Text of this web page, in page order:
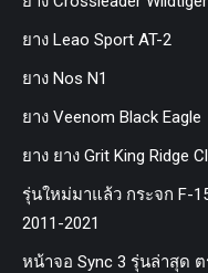
ยาง Leao Sport AT-2
ยาง Nos N1
ยาง Veenom Black Eagle
ยาง ยาง Grit King Ridge
รุ่นใหม่มาแล้ว กระจก F-
2011-2021
หน้าจอ Sync 3 รุ่นล่าสุด ต